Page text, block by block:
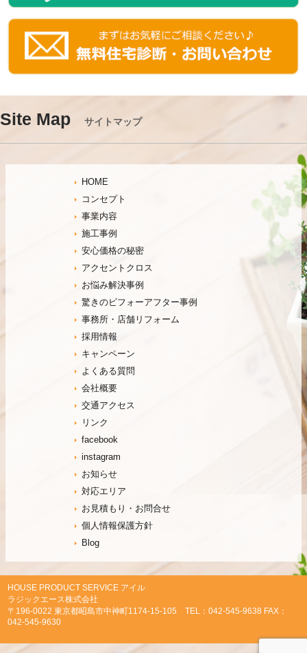
Site Map サイトマップ
HOME
コンセプト
事業内容
施工事例
安心価格の秘密
アクセントクロス
お悩み解決事例
驚きのビフォーアフター事例
事務所・店舗リフォーム
採用情報
キャンペーン
よくある質問
会社概要
交通アクセス
リンク
facebook
instagram
お知らせ
対応エリア
お見積もり・お問合せ
個人情報保護方針
Blog
HOUSE PRODUCT SERVICE アイル
ラジックエース株式会社
〒196-0022 東京都昭島市中神町1174-15-105 TEL：042-545-9638 FAX：
042-545-9630